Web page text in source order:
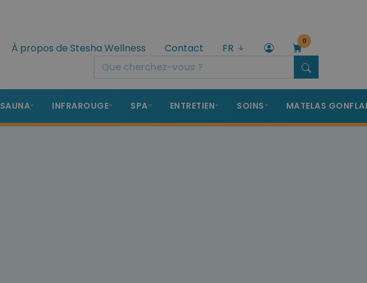
À propos de Stesha Wellness Contact FR
0
SAUNA INFRAROUGE SPA ENTRETIEN SOINS MATELAS